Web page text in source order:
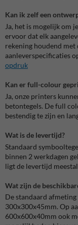
Kan ik zelf een
Ja, het is mogelijk om
ervoor dat elk
rekening houdend met
aanleverspecificaties
opdruk
Kan er full-colour
Ja, onze printers
betontegels. De full
bestendig te zijn en
Wat is de levertijd?
Standaard
binnen 2 werkdagen
ligt de levertijd
Wat zijn de
De standaard
300x300x45mm. Op
600x600x40mm ook